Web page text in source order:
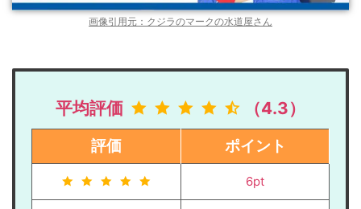
画像引用元：クジラのマークの水道屋さん
平均評価 （4.3）
評価 ポイント
6pt